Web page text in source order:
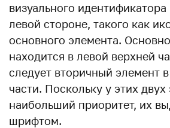
визуального
левой стороне, такого как
основного элемента.
находится в левой верхней
следует вторичный элемент
части. Поскольку у этих
наибольший приоритет, их
шрифтом.